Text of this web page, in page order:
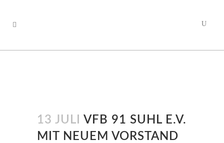
13 JULI
VFB 91 SUHL E.V.
MIT NEUEM VORSTAND